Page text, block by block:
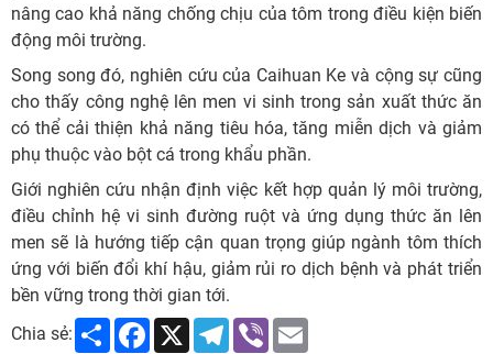
nâng cao khả năng chống chịu của tôm trong điều kiện biến
động môi trường.
Song song đó, nghiên cứu của Caihuan Ke và cộng sự cũng
cho thấy công nghệ lên men vi sinh trong sản xuất thức ăn
có thể cải thiện khả năng tiêu hóa, tăng miễn dịch và giảm
phụ thuộc vào bột cá trong khẩu phần.
Giới nghiên cứu nhận định việc kết hợp quản lý môi trường,
điều chỉnh hệ vi sinh đường ruột và ứng dụng thức ăn lên
men sẽ là hướng tiếp cận quan trọng giúp ngành tôm thích
ứng với biến đổi khí hậu, giảm rủi ro dịch bệnh và phát triển
bền vững trong thời gian tới.
Chia sẻ:
Share Facebook
X Telegram
Viber